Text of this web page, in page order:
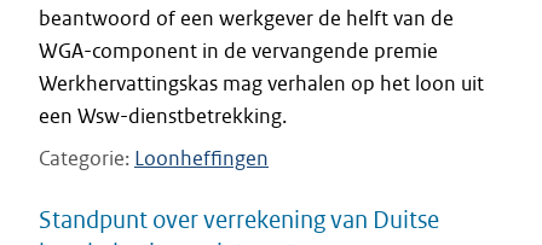
beantwoord of een werkgever de helft van de
WGA-component in de vervangende premie
Werkhervattingskas mag verhalen op het loon uit
een Wsw-dienstbetrekking.
Categorie Loonheffingen
Standpunt over verrekening van Duitse